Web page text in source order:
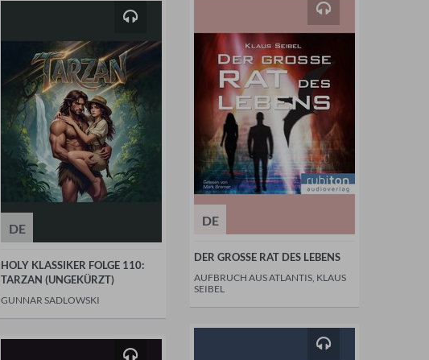
DE
HOLY KLASSIKER FOLGE 110:
TARZAN (UNGEKÜRZT)
GUNNAR SADLOWSKI
DE
DER GROSSE RAT DES LEBENS
AUFBRUCH AUS ATLANTIS, KLAUS
SEIBEL